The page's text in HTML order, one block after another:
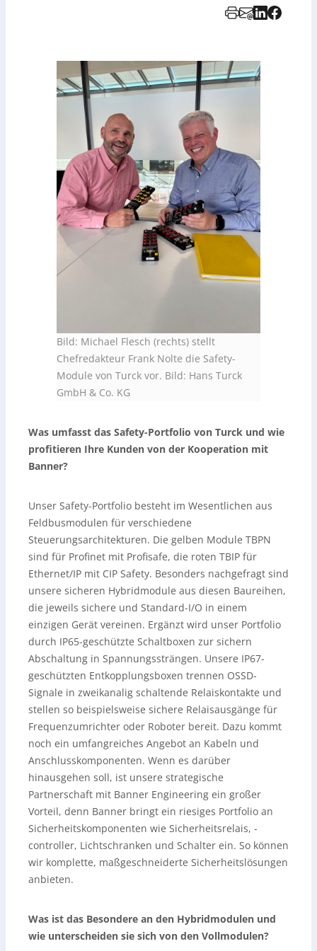
Bild: Michael Flesch (rechts) stellt
Chefredakteur Frank Nolte die Safety-
Module von Turck vor. Bild: Hans Turck
GmbH & Co. KG
Was umfasst das Safety-Portfolio von Turck und wie
profitieren Ihre Kunden von der Kooperation mit
Banner?
Unser Safety-Portfolio besteht im Wesentlichen aus
Feldbusmodulen für verschiedene
Steuerungsarchitekturen. Die gelben Module TBPN
sind für Profinet mit Profisafe, die roten TBIP für
Ethernet/IP mit CIP Safety. Besonders nachgefragt sind
unsere sicheren Hybridmodule aus diesen Baureihen,
die jeweils sichere und Standard-I/O in einem
einzigen Gerät vereinen. Ergänzt wird unser Portfolio
durch IP65-geschützte Schaltboxen zur sichern
Abschaltung in Spannungssträngen. Unsere IP67-
geschützten Entkopplungsboxen trennen OSSD-
Signale in zweikanalig schaltende Relaiskontakte und
stellen so beispielsweise sichere Relaisausgänge für
Frequenzumrichter oder Roboter bereit. Dazu kommt
noch ein umfangreiches Angebot an Kabeln und
Anschlusskomponenten. Wenn es darüber
hinausgehen soll, ist unsere strategische
Partnerschaft mit Banner Engineering ein großer
Vorteil, denn Banner bringt ein riesiges Portfolio an
Sicherheitskomponenten wie Sicherheitsrelais, -
controller, Lichtschranken und Schalter ein. So können
wir komplette, maßgeschneiderte Sicherheitslösungen
anbieten.
Was ist das Besondere an den Hybridmodulen und
wie unterscheiden sie sich von den Vollmodulen?